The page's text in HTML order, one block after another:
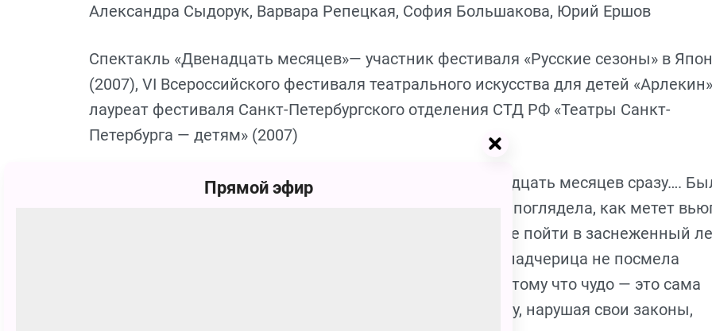
Александра Сыдорук, Варвара Репецкая, София Большакова, Юрий Ершов
Спектакль «Двенадцать месяцев»— участник фестиваля «Русские сезоны» в
(2007), VI Всероссийского фестиваля театрального искусства для детей
лауреат фестиваля Санкт-Петербургского отделения СТД РФ «Театры Санкт-
Петербурга — детям» (2007)
Говорят, будто была девочка, которая видела все двенадцать месяцев сразу….
зима. Как-то под вечер злая мачеха приоткрыла дверь, поглядела, как метет
потом вернулась к теплой печке и приказала падчерице пойти в заснеженный
чтобы отыскать там весенние подснежники… Кроткая падчерица не посмела
ослушаться злую мачеху. Вот тут-то ее ждали чудеса, потому что чудо — это сама
природа, которая откликается на бескорыстие и доброту, нарушая свои законы,
Прямой эфир